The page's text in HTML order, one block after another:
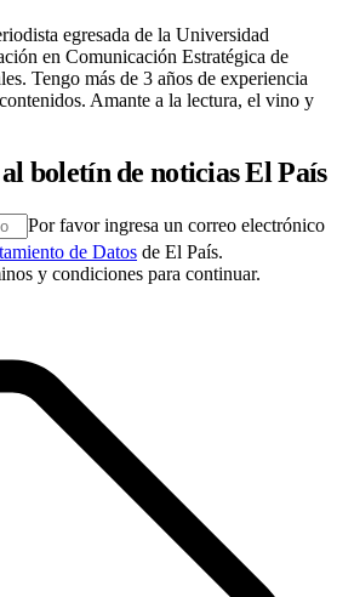
egresada de la Universidad
en Comunicación Estratégica de
Tengo más de 3 años de experiencia
Amante a la lectura, el vino y
boletín de noticias El País
Por favor ingresa un correo electrónico
de Datos de El País.
y condiciones para continuar.